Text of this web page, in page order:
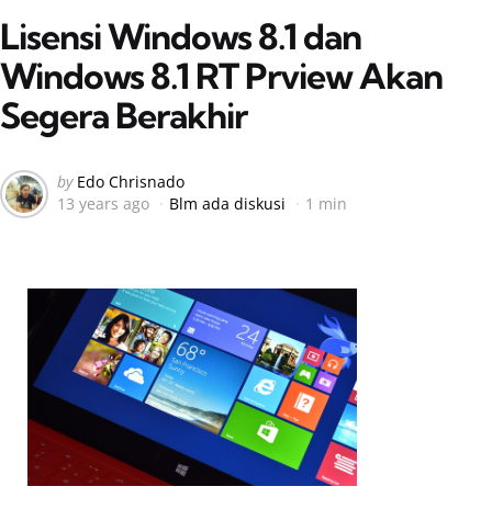
Lisensi Windows 8.1 dan
Windows 8.1 RT Prview Akan
Segera Berakhir
Posted
by
by Edo Chrisnado
13 years ago
Blm ada diskusi 1 min